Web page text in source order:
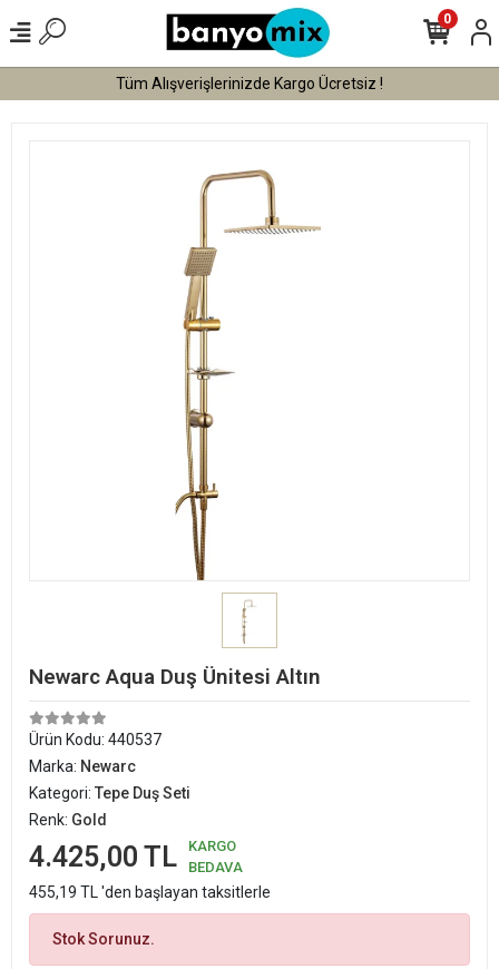
Tüm Alışverişlerinizde Kargo Ücretsiz !
0
Newarc Aqua Duş Ünitesi Altın
Ürün Kodu: 440537
Marka: Newarc
Kategori: Tepe Duş Seti
Renk: Gold
4.425,00 TL
KARGO
BEDAVA
455,19 TL 'den başlayan taksitlerle
Stok Sorunuz.